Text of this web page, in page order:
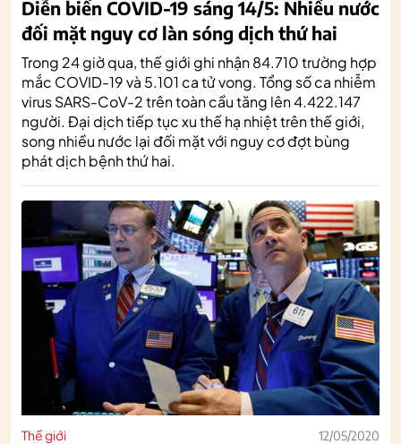
Diễn biến COVID-19 sáng 14/5: Nhiều nước
đối mặt nguy cơ làn sóng dịch thứ hai
Trong 24 giờ qua, thế giới ghi nhận 84.710 trường hợp
mắc COVID-19 và 5.101 ca tử vong. Tổng số ca nhiễm
virus SARS-CoV-2 trên toàn cầu tăng lên 4.422.147
người. Đại dịch tiếp tục xu thế hạ nhiệt trên thế giới,
song nhiều nước lại đối mặt với nguy cơ đợt bùng
phát dịch bệnh thứ hai.
Thế giới 12/05/2020